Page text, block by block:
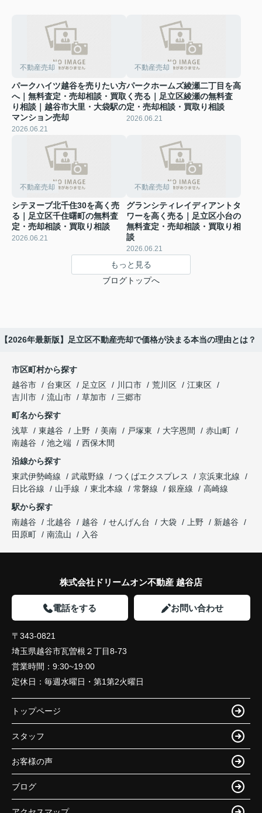
不動産売却
パークハイツ越谷を売りたい方
へ｜無料査定・売却相談・買取
り相談｜越谷市大里・大袋駅の
マンション売却
2026.06.21
不動産売却
パークホームズ綾瀬二丁目を高
く売る｜足立区綾瀬の無料査
定・売却相談・買取り相談
2026.06.21
不動産売却
シテヌーブ北千住30を高く売
る｜足立区千住曙町の無料査
定・売却相談・買取り相談
2026.06.21
不動産売却
グランシティレイディアントタ
ワーを高く売る｜足立区小台の
無料査定・売却相談・買取り相
談
2026.06.21
もっと見る
ブログトップへ
2026年最新版】足立区不動産売却で価格が決まる本当の理由とは？
市区町村から探す
越谷市
台東区 足立区 川口市 荒川区
江東区
吉川市
流山市 草加市
三郷市
町名から探す
浅草
東越谷 上野 美南 戸塚東 大字恩間
赤山町
南越谷
池之端
西保木間
沿線から探す
東武伊勢崎線
武蔵野線 つくばエクスプレス
京浜東北線
日比谷線
山手線 東北本線 常磐線 銀座線
高崎線
駅から探す
南越谷
北越谷 越谷 せんげん台 大袋 上野
新越谷
田原町
南流山 入谷
株式会社ドリームオン不動産 越谷店
電話をする お問い合わせ
〒343-0821
埼玉県越谷市瓦曽根２丁目8-73
営業時間： 9:30~19:00
定休日： 毎週水曜日・第1第2火曜日
トップページ
スタッフ
お客様の声
ブログ